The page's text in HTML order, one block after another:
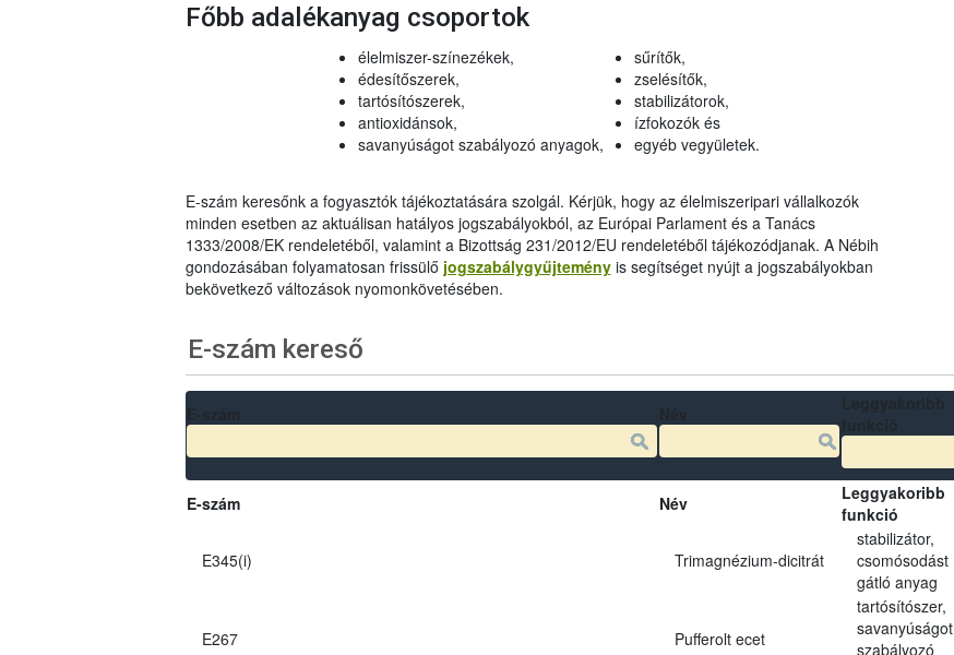
Főbb adalékanyag csoportok
élelmiszer-színezékek,
édesítőszerek,
tartósítószerek,
antioxidánsok,
savanyúságot szabályozó anyagok,
sűrítők,
zselésítők,
stabilizátorok,
ízfokozók és
egyéb vegyületek.
E-szám keresőnk a fogyasztók tájékoztatására szolgál. Kérjük, hogy az élelmiszeripari vállalkozók
minden esetben az aktuálisan hatályos jogszabályokból, az Európai Parlament és a Tanács
1333/2008/EK rendeletéből, valamint a Bizottság 231/2012/EU rendeletéből tájékozódjanak. A Nébih
gondozásában folyamatosan frissülő jogszabálygyűjteményis segítséget nyújt a jogszabályokban
bekövetkező változások nyomonkövetésében.
E-szám kereső
E-szám Név
Leggyakoribb
funkció
E345(i) Trimagnézium-dicitrát
stabilizátor,
csomósodást
gátló anyag
E267 Pufferolt ecet
tartósítószer,
savanyúságot
szabályozó